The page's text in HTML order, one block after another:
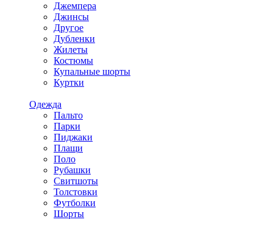
Джемпера
Джинсы
Другое
Дубленки
Жилеты
Костюмы
Купальные шорты
Куртки
Одежда
Пальто
Парки
Пиджаки
Плащи
Поло
Рубашки
Свитшоты
Толстовки
Футболки
Шорты